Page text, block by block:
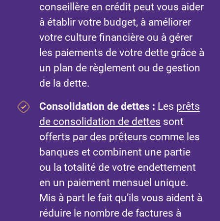
conseillère en crédit peut vous aider
à établir votre budget, à améliorer
votre culture financière ou à gérer
les paiements de votre dette grâce à
un plan de règlement ou de gestion
de la dette.
Consolidation de dettes : Les prêts
de consolidation de dettes sont
offerts par des prêteurs comme les
banques et combinent une partie
ou la totalité de votre endettement
en un paiement mensuel unique.
Mis à part le fait qu’ils vous aident à
réduire le nombre de factures à